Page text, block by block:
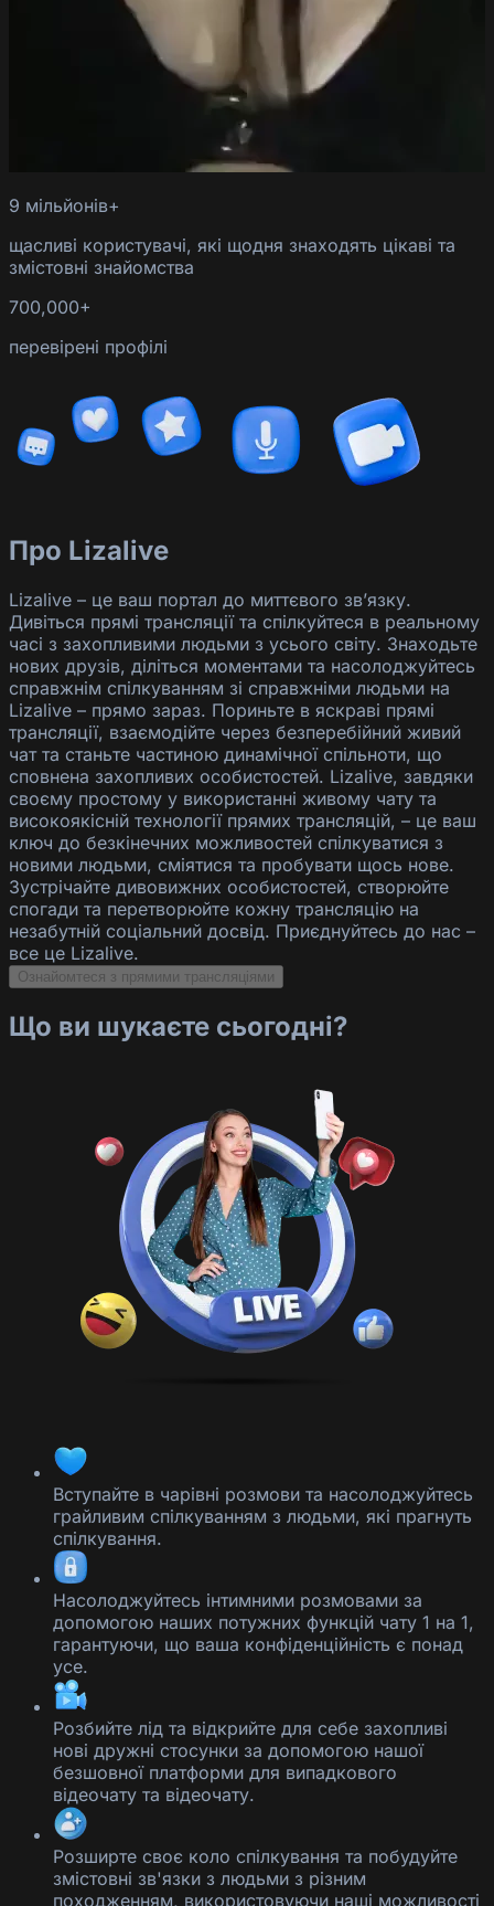
9 мільйонів+
щасливі користувачі, які щодня знаходять цікаві та
змістовні знайомства
700,000+
перевірені профілі
Про Lizalive
Lizalive – це ваш портал до миттєвого зв’язку.
Дивіться прямі трансляції та спілкуйтеся в реальному
часі з захопливими людьми з усього світу. Знаходьте
нових друзів, діліться моментами та насолоджуйтесь
справжнім спілкуванням зі справжніми людьми на
Lizalive – прямо зараз. Пориньте в яскраві прямі
трансляції, взаємодійте через безперебійний живий
чат та станьте частиною динамічної спільноти, що
сповнена захопливих особистостей. Lizalive, завдяки
своєму простому у використанні живому чату та
високоякісній технології прямих трансляцій, – це ваш
ключ до безкінечних можливостей спілкуватися з
новими людьми, сміятися та пробувати щось нове.
Зустрічайте дивовижних особистостей, створюйте
спогади та перетворюйте кожну трансляцію на
незабутній соціальний досвід. Приєднуйтесь до нас –
все це Lizalive.
Ознайомтеся з прямими трансляціями
Що ви шукаєте сьогодні?
Вступайте в чарівні розмови та насолоджуйтесь
грайливим спілкуванням з людьми, які прагнуть
спілкування.
Насолоджуйтесь інтимними розмовами за
допомогою наших потужних функцій чату 1 на 1,
гарантуючи, що ваша конфіденційність є понад
усе.
Розбийте лід та відкрийте для себе захопливі
нові дружні стосунки за допомогою нашої
безшовної платформи для випадкового
відеочату та відеочату.
Розширте своє коло спілкування та побудуйте
змістовні зв'язки з людьми з різним
походженням, використовуючи наші можливості